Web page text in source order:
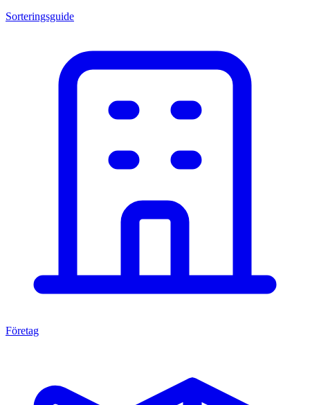
Sorteringsguide
Företag